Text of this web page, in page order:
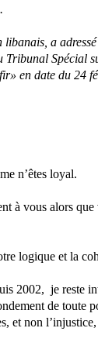
a
Tribunal Spécial
en date du 24
n’êtes loyal.
à vous alors
logique et la
2002, je reste
de toute
et non